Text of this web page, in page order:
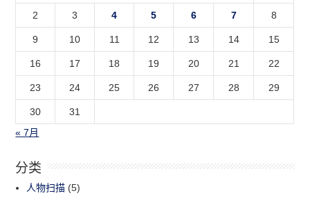
2 3 4 5 6 7 8
9 10 11 12 13 14 15
16 17 18 19 20 21 22
23 24 25 26 27 28 29
30
31
« 7月
分类
人物扫描 (5)